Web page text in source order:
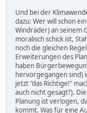
Und bei der
dazu: Wer will schon
Windräder) an seinem
moralisch schick ist,
noch die gleichen
Erweiterungen des
haben
hervorgegangen sind)
jetzt "das Richtige!"
auch nicht gesagt?).
Planung ist verlogen,
kommt. Was für eine